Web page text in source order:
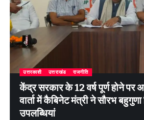
उत्तरकाशी उत्तराखंड राजनीति
केंद्र सरकार के 12 वर्ष पूर्ण होने पर
वार्ता में कैबिनेट मंत्री ने सौरभ बहुगुणा
उपलब्धियां